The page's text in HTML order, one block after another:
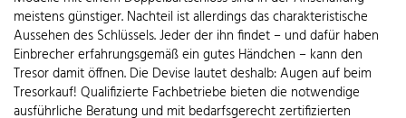
meistens günstiger. Nachteil ist allerdings das charakteristische
Aussehen des Schlüssels. Jeder der ihn findet – und dafür haben
Einbrecher erfahrungsgemäß ein gutes Händchen – kann den
Tresor damit öffnen. Die Devise lautet deshalb: Augen auf beim
Tresorkauf! Qualifizierte Fachbetriebe bieten die notwendige
ausführliche Beratung und mit bedarfsgerecht zertifizierten